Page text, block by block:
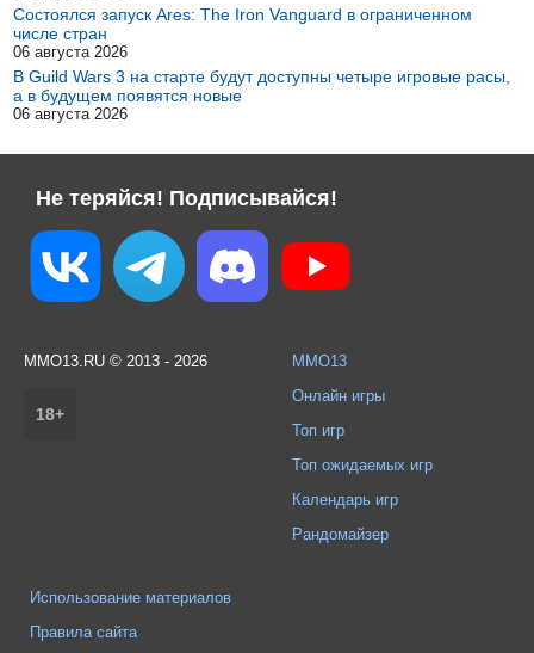
Состоялся запуск Ares: The Iron Vanguard в ограниченном
числе стран
06 августа 2026
В Guild Wars 3 на старте будут доступны четыре игровые расы,
а в будущем появятся новые
06 августа 2026
Не теряйся! Подписывайся!
MMO13.RU © 2013 - 2026
18+
MMO13
Онлайн игры
Топ игр
Топ ожидаемых игр
Календарь игр
Рандомайзер
Использование материалов
Правила сайта